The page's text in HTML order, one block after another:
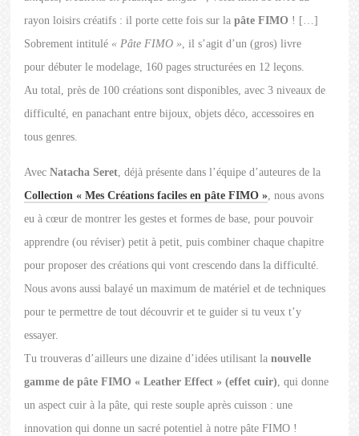
rayon loisirs créatifs : il porte cette fois sur lapâte FIMO ! […]
Sobrement intitulé « Pâte FIMO », il s’agit d’un (gros) livre
pour débuter le modelage, 160 pages structurées en 12 leçons.
Au total, près de 100 créations sont disponibles, avec 3 niveaux de
difficulté, en panachant entre bijoux, objets déco, accessoires en
tous genres.
AvecNatacha Seret, déjà présente dans l’équipe d’auteures de la
Collection « Mes Créations faciles en pâte FIMO », nous avons
eu à cœur de montrer les gestes et formes de base, pour pouvoir
apprendre (ou réviser) petit à petit, puis combiner chaque chapitre
pour proposer des créations qui vont crescendo dans la difficulté.
Nous avons aussi balayé un maximum de matériel et de techniques
pour te permettre de tout découvrir et te guider si tu veux t’y
essayer.
Tu trouveras d’ailleurs une dizaine d’idées utilisant lanouvelle
gamme de pâte FIMO « Leather Effect » (effet cuir), qui donne
un aspect cuir à la pâte, qui reste souple après cuisson : une
innovation qui donne un sacré potentiel à notre pâte FIMO !